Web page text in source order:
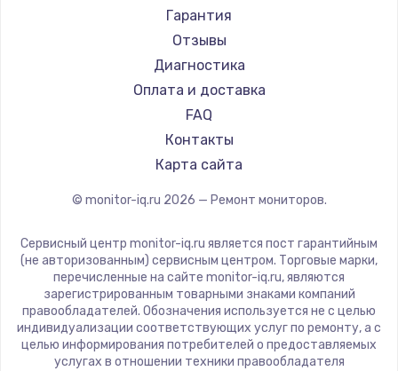
АОС
Ardor
Machenike
iru
Titan Army
iFFALCON
Dahua
Гарантия
Отзывы
Диагностика
Оплата и доставка
FAQ
Контакты
Карта сайта
© monitor-iq.ru 2026 — Ремонт мониторов.
Сервисный центр monitor-iq.ru является пост гарантийным
(не авторизованным) сервисным центром. Торговые марки,
перечисленные на сайте monitor-iq.ru, являются
зарегистрированным товарными знаками компаний
правообладателей. Обозначения используется не с целью
индивидуализации соответствующих услуг по ремонту, а с
целью информирования потребителей о предоставляемых
услугах в отношении техники правообладателя